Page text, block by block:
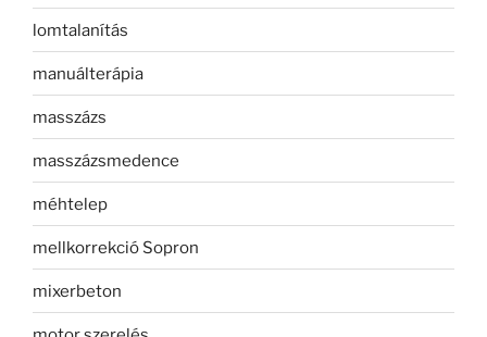
lomtalanítás
manuálterápia
masszázs
masszázsmedence
méhtelep
mellkorrekció Sopron
mixerbeton